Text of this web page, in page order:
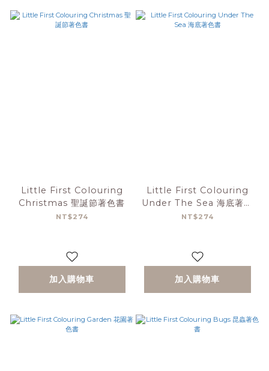
Little First Colouring
Christmas 聖誕節著色書
NT$274
加入購物車
Little First Colouring
Under The Sea 海底著色
書
NT$274
加入購物車